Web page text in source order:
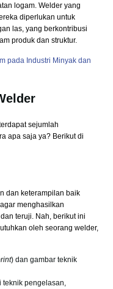
logam. Welder yang
diperlukan untuk
las, yang berkontribusi
produk dan struktur.
pada Industri Minyak dan
sejumlah
apa saja ya? Berikut di
dan keterampilan baik
menghasilkan
teruji. Nah, berikut ini
oleh seorang welder,
) dan gambar teknik
teknik pengelasan,